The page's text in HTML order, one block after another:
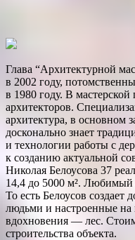
Глава “Архитектурной
в 2002 году,
в 1980 году. В
архитекторов.
архитектура, в основном
досконально знает
и технологии работы с
к созданию актуальной
Николая Белоусова 37
14,4 до 5000 м². Любимый
То есть Белоусов
людьми и настроенные на
вдохновения — лес.
строительства объекта.